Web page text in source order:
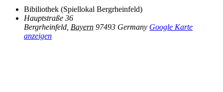
Bibiliothek (Spiellokal Bergrheinfeld)
Hauptstraße 36
Bergrheinfeld Bayern 97493 Germany Google Karte
anzeigen